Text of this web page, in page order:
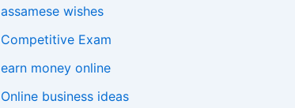
assamese wishes
Competitive Exam
earn money online
Online business ideas